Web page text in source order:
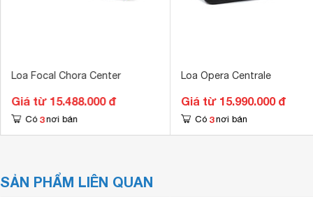
Loa Focal Chora Center
Giá từ 15.488.000 đ
Có 3 nơi bán
Loa Opera Centrale
Giá từ 15.990.000 đ
Có 3 nơi bán
SẢN PHẨM LIÊN QUAN